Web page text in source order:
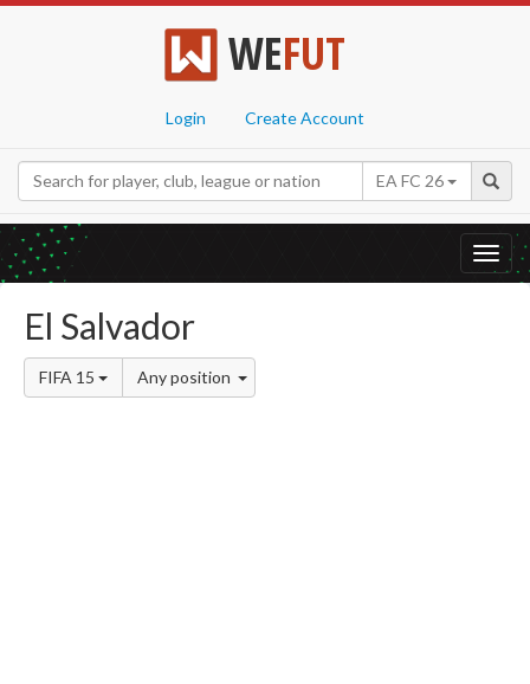
WEFUT
Login Create Account
EA FC 26
El Salvador
FIFA 15 Any position